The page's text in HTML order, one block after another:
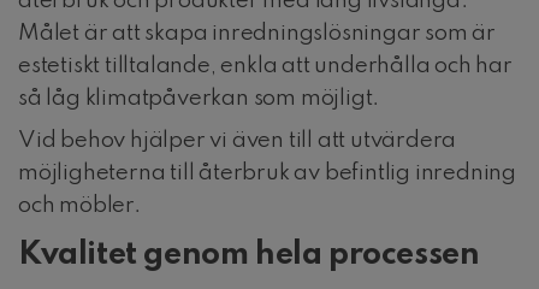
Målet är att skapa inredningslösningar som är
estetiskt tilltalande, enkla att underhålla och har
så låg klimatpåverkan som möjligt.
Vid behov hjälper vi även till att utvärdera
möjligheterna till återbruk av befintlig inredning
och möbler.
Kvalitet genom hela processen